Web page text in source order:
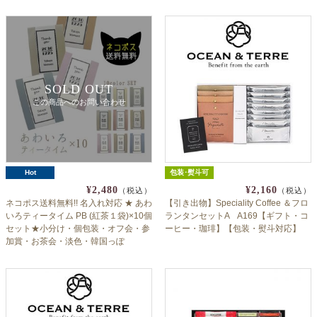
SOLD OUT
この商品へのお問い合わせ
Hot
¥2,480 （税込）
ネコポス送料無料!! 名入れ対応 ★ あわ
いろティータイム PB (紅茶１袋)×10個
セット★小分け・個包装・オフ会・参
加賞・お茶会・淡色・韓国っぽ
包装･熨斗可
¥2,160 （税込）
【引き出物】Speciality Coffee ＆フロ
ランタンセットA A169【ギフト・コ
ーヒー・珈琲】【包装・熨斗対応】